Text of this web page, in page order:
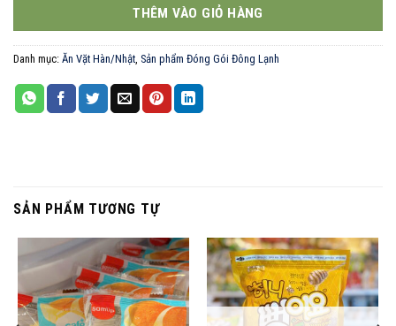
THÊM VÀO GIỎ HÀNG
Danh mục: Ăn Vặt Hàn/Nhật, Sản phẩm Đóng Gói Đông Lạnh
SẢN PHẨM TƯƠNG TỰ